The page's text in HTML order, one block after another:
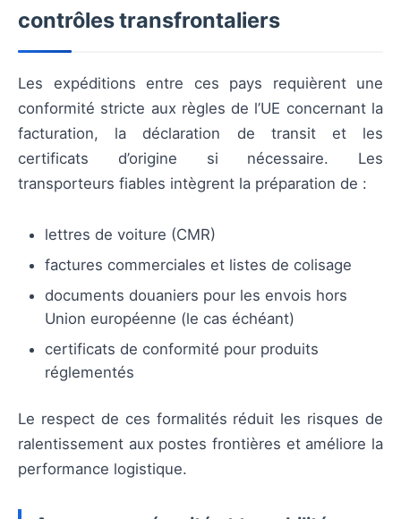
contrôles transfrontaliers
Les expéditions entre ces pays requièrent une
conformité stricte aux règles de l’UE concernant la
facturation, la déclaration de transit et les
certificats d’origine si nécessaire. Les
transporteurs fiables intègrent la préparation de :
lettres de voiture (CMR)
factures commerciales et listes de colisage
documents douaniers pour les envois hors
Union européenne (le cas échéant)
certificats de conformité pour produits
réglementés
Le respect de ces formalités réduit les risques de
ralentissement aux postes frontières et améliore la
performance logistique.